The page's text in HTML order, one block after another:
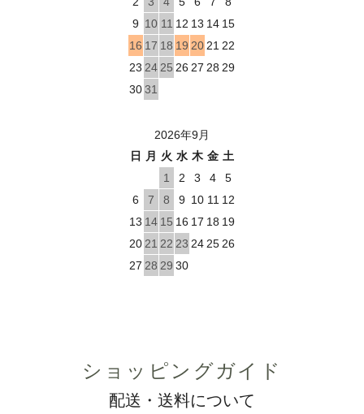
9 10 11 12 13 14 15
16 17 18 19 20 21 22
23 24 25 26 27 28 29
3031
2026年9月
日
月 火 水 木 金 土
1
2 3 4
5
6
7 8 9 10 11 12
13 14 15 16 17 18 19
20 21 22 23 24 25 26
27 28 29 30
ショッピングガイド
配送・送料について